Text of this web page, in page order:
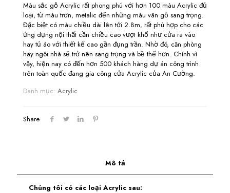
Màu sắc gỗ Acrylic rất phong phú với hơn 100 màu Acrylic đủ
loại, từ màu trơn, metalic đến những màu vân gỗ sang trọng.
Đặc biệt có màu chiều dài lên tới 2.8m, rất phù hợp cho các
ứng dụng nội thất cần chiều cao vượt khổ như cửa ra vào
hay tủ áo với thiết kế cao gần đụng trần. Nhờ đó, căn phòng
hay ngôi nhà sẽ trở nên sang trọng và bề thế hơn. Chính vì
vậy, hiện nay có đến hơn 500 khách hàng dự án công trình
trên toàn quốc đang gia công cửa Acrylic của An Cường.
Danh mục: Acrylic
Share
Mô tả
Chúng tôi có các loại Acrylic sau: